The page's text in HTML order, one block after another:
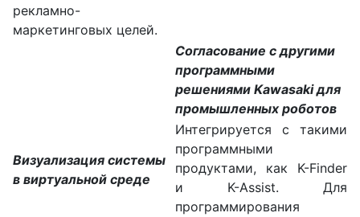
рекламно-
маркетинговых целей.
Согласование с другими
программными
решениями Kawasaki для
промышленных роботов
Визуализация системы
в виртуальной среде
Интегрируется с такими
программными
продуктами, как K-Finder
и K-Assist. Для
программирования